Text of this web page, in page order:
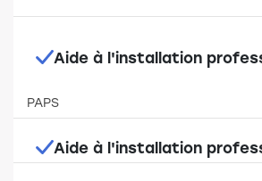
Aide à l'installation
PAPS
Aide à l'installation